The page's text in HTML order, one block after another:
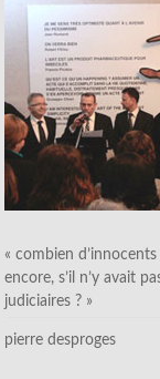
« combien
encore, s’il n’y avait
judiciaires ? »
pierre desproges